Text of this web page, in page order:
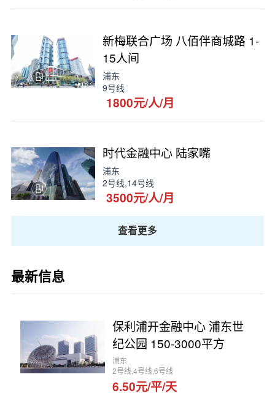
新梅联合广场 八佰伴商城路 1-
15人间
浦东
9号线
1800元/人/月
时代金融中心 陆家嘴
浦东
2号线,14号线
3500元/人/月
查看更多
最新信息
保利浦开金融中心 浦东世
纪公园 150-3000平方
浦东
2号线,4号线,6号线
6.50元/平/天